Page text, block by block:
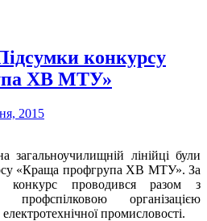
конкурсу
ХВ МТУ»
2015
лінійці були
«Краща профгрупа ХВ МТУ». За
конкурс проводився разом з
профспілковою організацією
промисловості.